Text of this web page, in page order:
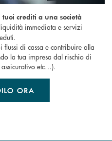
tuoi crediti a una società
immediata e servizi
di cassa e contribuire alla
la tua impresa dal rischio di
assicurativo etc…).
ORA